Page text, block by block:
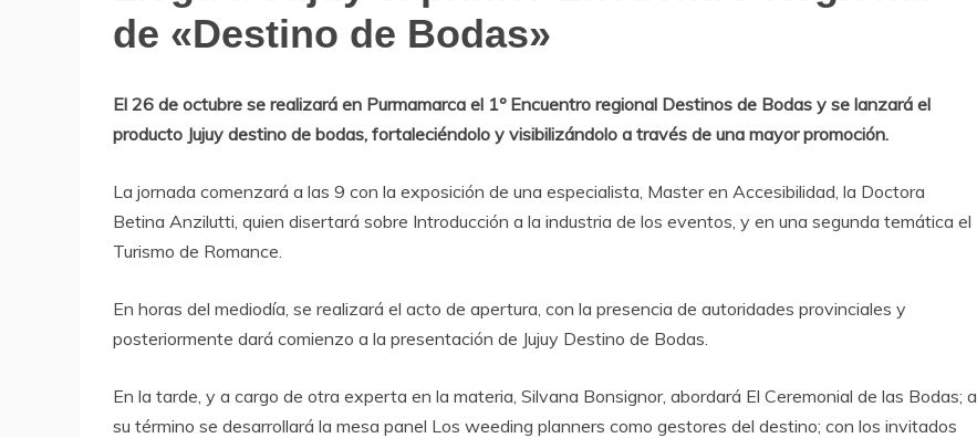
Turismo
de «Destino de Bodas»
El 26 de octubre se realizará en Purmamarca el 1º Encuentro regional Destinos de Bodas y se lanzará el
producto Jujuy destino de bodas, fortaleciéndolo y visibilizándolo a través de una mayor promoción.
La jornada comenzará a las 9 con la exposición de una especialista, Master en Accesibilidad, la Doctora
Betina Anzilutti, quien disertará sobre Introducción a la industria de los eventos, y en una segunda temática el
Turismo de Romance.
En horas del mediodía, se realizará el acto de apertura, con la presencia de autoridades provinciales y
posteriormente dará comienzo a la presentación de Jujuy Destino de Bodas.
En la tarde, y a cargo de otra experta en la materia, Silvana Bonsignor, abordará El Ceremonial de las Bodas; a
su término se desarrollará la mesa panel Los weeding planners como gestores del destino; con los invitados